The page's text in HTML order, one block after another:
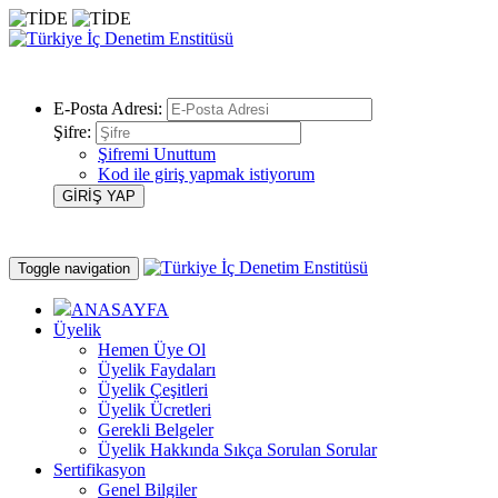
E-Posta Adresi:
Şifre:
Şifremi Unuttum
Kod ile giriş yapmak istiyorum
Toggle navigation
ANASAYFA
Üyelik
Hemen Üye Ol
Üyelik Faydaları
Üyelik Çeşitleri
Üyelik Ücretleri
Gerekli Belgeler
Üyelik Hakkında Sıkça Sorulan Sorular
Sertifikasyon
Genel Bilgiler